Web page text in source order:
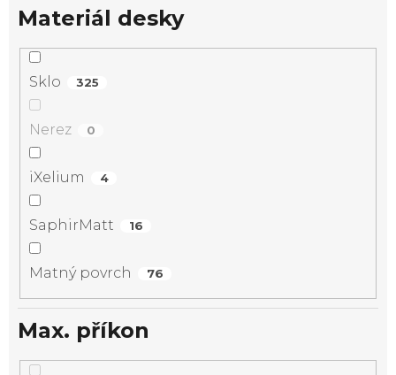
Materiál desky
Sklo 325
Nerez 0
iXelium 4
SaphirMatt 16
Matný povrch 76
Max. příkon